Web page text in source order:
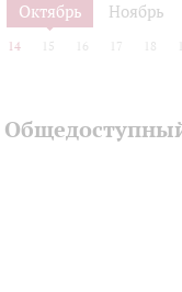
Октябрь Ноябрь
14 15 16 17 18